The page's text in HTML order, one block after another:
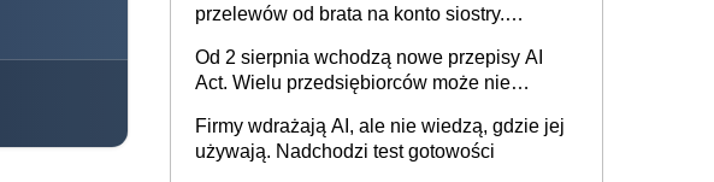
przelewów od brata na konto siostry.
darowizna, ale podatku jednak nie będzie
Od 2 sierpnia wchodzą nowe przepisy AI
Act. Wielu przedsiębiorców może nie
Firmy wdrażają AI, ale nie wiedzą, gdzie jej
używają. Nadchodzi test gotowości